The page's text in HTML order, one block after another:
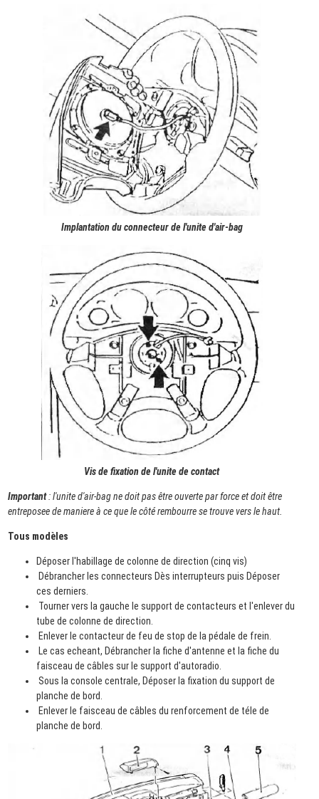
Implantation du connecteur de l'unite d'air-bag
Vis de fixation de l'unite de contact
Important: l'unite d'air-bag ne doit pas être ouverte par force et doit être
entreposee de maniere à ce que le côté rembourre se trouve vers le haut.
Tous modèles
Déposer l'habillage de colonne de direction (cinq vis)
Débrancher les connecteurs Dès interrupteurs puis Déposer
ces derniers.
Tourner vers la gauche le support de contacteurs et l'enlever du
tube de colonne de direction.
Enlever le contacteur de feu de stop de la pédale de frein.
Le cas echeant, Débrancher la fiche d'antenne et la fiche du
faisceau de câbles sur le support d'autoradio.
Sous la console centrale, Déposer la fixation du support de
planche de bord.
Enlever le faisceau de câbles du renforcement de téle de
planche de bord.